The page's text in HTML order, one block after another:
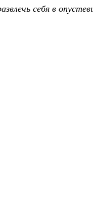
себя в